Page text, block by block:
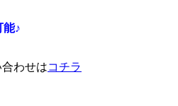
♪
わせはコチラ